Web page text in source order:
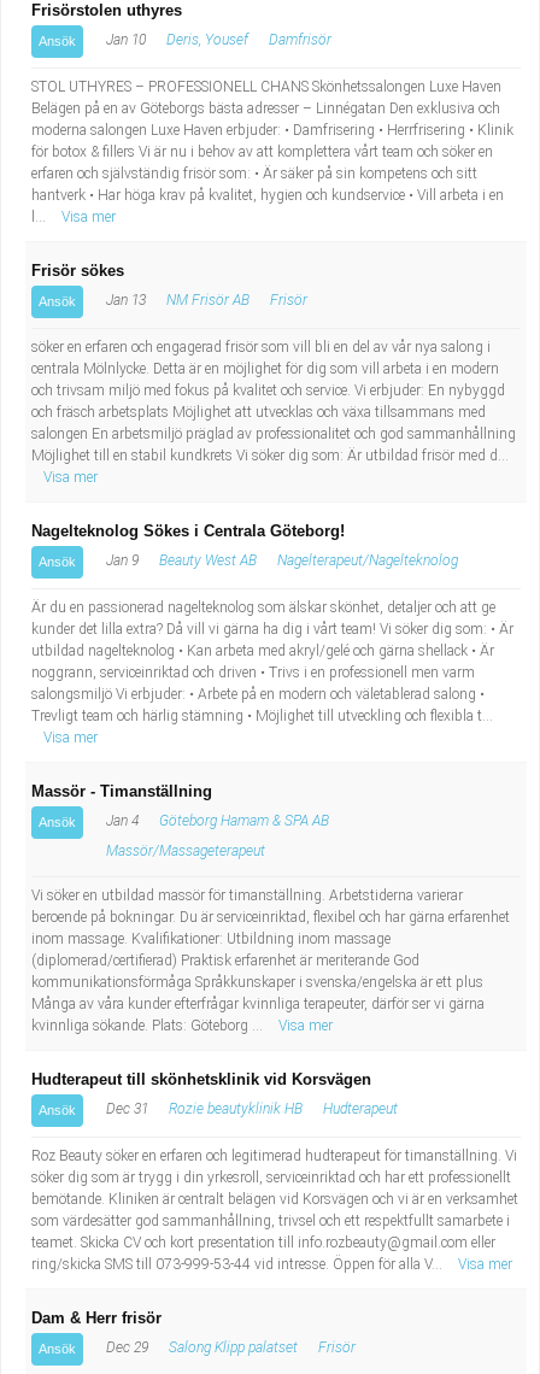
Frisörstolen uthyres
Ansök Jan 10 Deris, Yousef Damfrisör
STOL UTHYRES – PROFESSIONELL CHANS Skönhetssalongen Luxe Haven
Belägen på en av Göteborgs bästa adresser – Linnégatan Den exklusiva och
moderna salongen Luxe Haven erbjuder: • Damfrisering • Herrfrisering • Klinik
för botox & fillers Vi är nu i behov av att komplettera vårt team och söker en
erfaren och självständig frisör som: • Är säker på sin kompetens och sitt
hantverk • Har höga krav på kvalitet, hygien och kundservice • Vill arbeta i en
l...
Visa mer
Frisör sökes
Ansök Jan 13 NM Frisör AB Frisör
söker en erfaren och engagerad frisör som vill bli en del av vår nya salong i
centrala Mölnlycke. Detta är en möjlighet för dig som vill arbeta i en modern
och trivsam miljö med fokus på kvalitet och service. Vi erbjuder: En nybyggd
och fräsch arbetsplats Möjlighet att utvecklas och växa tillsammans med
salongen En arbetsmiljö präglad av professionalitet och god sammanhållning
Möjlighet till en stabil kundkrets Vi söker dig som: Är utbildad frisör med d...
Visa mer
Nagelteknolog Sökes i Centrala Göteborg!
Ansök Jan 9 Beauty West AB Nagelterapeut/Nagelteknolog
Är du en passionerad nagelteknolog som älskar skönhet, detaljer och att ge
kunder det lilla extra? Då vill vi gärna ha dig i vårt team! Vi söker dig som: • Är
utbildad nagelteknolog • Kan arbeta med akryl/gelé och gärna shellack • Är
noggrann, serviceinriktad och driven • Trivs i en professionell men varm
salongsmiljö Vi erbjuder: • Arbete på en modern och väletablerad salong •
Trevligt team och härlig stämning • Möjlighet till utveckling och flexibla t...
Visa mer
Massör - Timanställning
Ansök Jan 4
Göteborg Hamam & SPA AB
Massör/Massageterapeut
Vi söker en utbildad massör för timanställning. Arbetstiderna varierar
beroende på bokningar. Du är serviceinriktad, flexibel och har gärna erfarenhet
inom massage. Kvalifikationer: Utbildning inom massage
(diplomerad/certifierad) Praktisk erfarenhet är meriterande God
kommunikationsförmåga Språkkunskaper i svenska/engelska är ett plus
Många av våra kunder efterfrågar kvinnliga terapeuter, därför ser vi gärna
kvinnliga sökande. Plats: Göteborg ...
Visa mer
Hudterapeut till skönhetsklinik vid Korsvägen
Ansök Dec 31 Rozie beautyklinik HB Hudterapeut
Roz Beauty söker en erfaren och legitimerad hudterapeut för timanställning. Vi
söker dig som är trygg i din yrkesroll, serviceinriktad och har ett professionellt
bemötande. Kliniken är centralt belägen vid Korsvägen och vi är en verksamhet
som värdesätter god sammanhållning, trivsel och ett respektfullt samarbete i
teamet. Skicka CV och kort presentation till info.rozbeauty@gmail.com eller
ring/skicka SMS till 073-999-53-44 vid intresse. Öppen för alla V...
Visa mer
Dam & Herr frisör
Ansök Dec 29 Salong Klipp palatset Frisör